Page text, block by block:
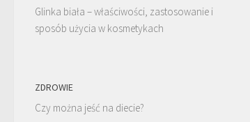
Glinka biała – właściwości, zastosowanie i
sposób użycia w kosmetykach
ZDROWIE
Czy można jeść na diecie?